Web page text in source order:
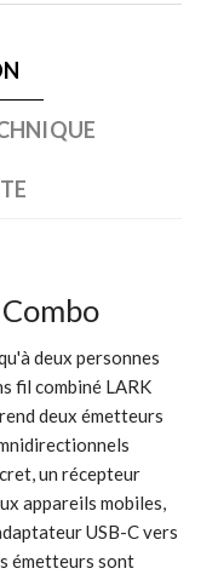
deux personnes
fil combiné LARK
deux émetteurs
un récepteur
appareils mobiles,
USB-C vers
émetteurs sont